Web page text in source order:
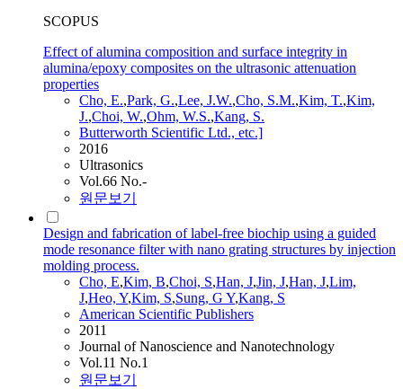
SCOPUS
Effect of alumina composition and surface integrity in
alumina/epoxy composites on the ultrasonic attenuation
properties
Cho, E.,Park, G.,Lee, J.W.,Cho, S.M.,Kim, T.,Kim,
J.,Choi, W.,Ohm, W.S.,Kang, S.
Butterworth Scientific Ltd., etc.]
2016
Ultrasonics
Vol.66 No.-
원문보기
Design and fabrication of label-free biochip using a guided
mode resonance filter with nano grating structures by injection
molding process.
Cho, E,Kim, B,Choi, S,Han, J,Jin, J,Han, J,Lim,
J,Heo, Y,Kim, S,Sung, G Y,Kang, S
American Scientific Publishers
2011
Journal of Nanoscience and Nanotechnology
Vol.11 No.1
원문보기